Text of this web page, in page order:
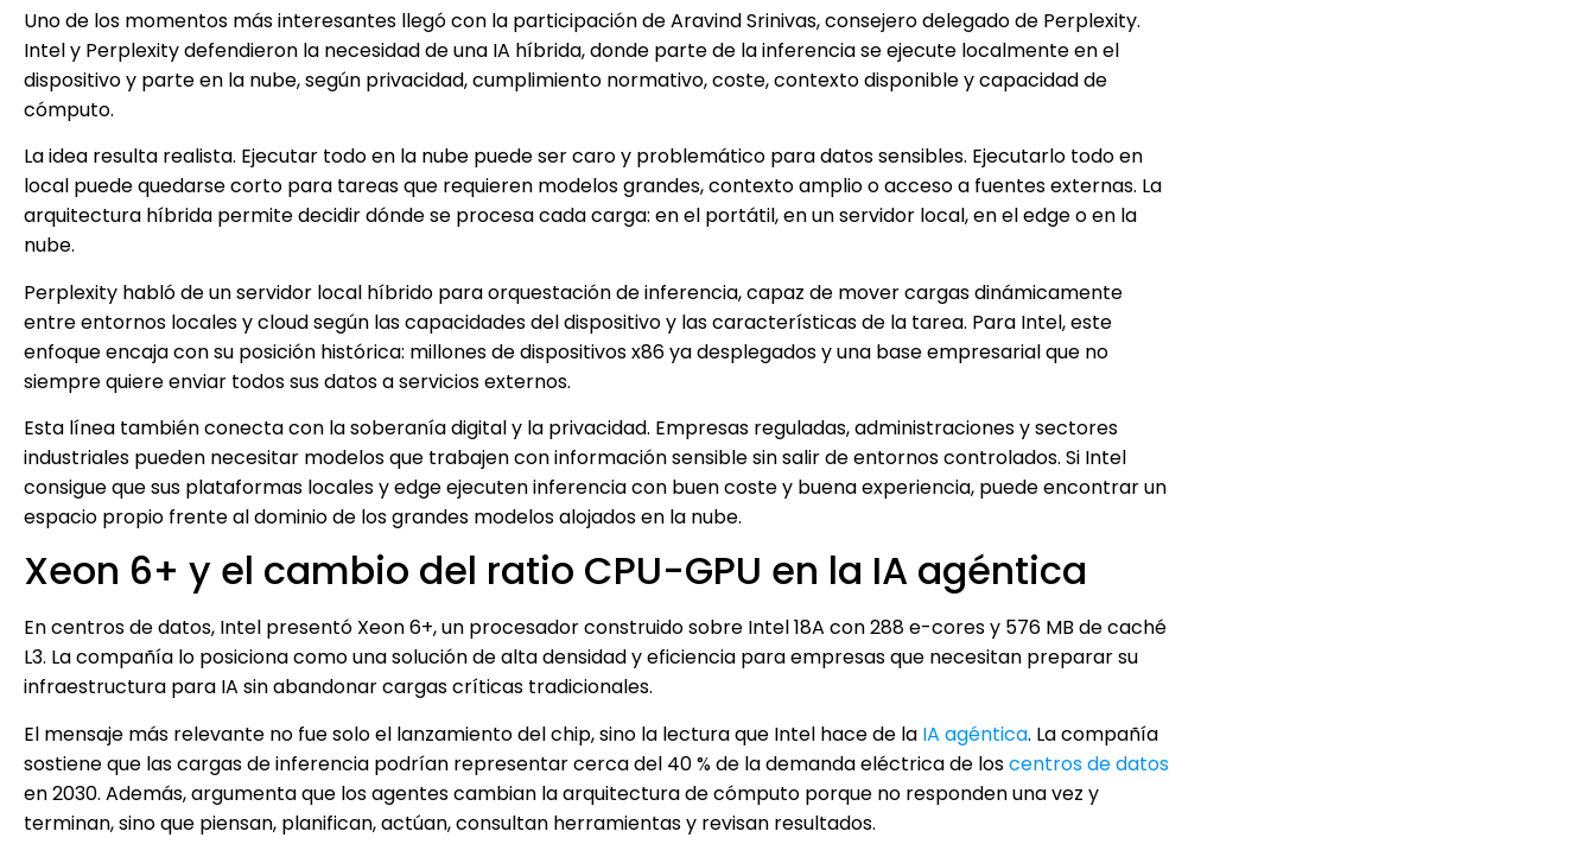
Uno de los momentos más interesantes llegó con la participación de Aravind Srinivas, consejero delegado de Perplexity.
Intel y Perplexity defendieron la necesidad de una IA híbrida, donde parte de la inferencia se ejecute localmente en el
dispositivo y parte en la nube, según privacidad, cumplimiento normativo, coste, contexto disponible y capacidad de
cómputo.
La idea resulta realista. Ejecutar todo en la nube puede ser caro y problemático para datos sensibles. Ejecutarlo todo en
local puede quedarse corto para tareas que requieren modelos grandes, contexto amplio o acceso a fuentes externas. La
arquitectura híbrida permite decidir dónde se procesa cada carga: en el portátil, en un servidor local, en el edge o en la
nube.
Perplexity habló de un servidor local híbrido para orquestación de inferencia, capaz de mover cargas dinámicamente
entre entornos locales y cloud según las capacidades del dispositivo y las características de la tarea. Para Intel, este
enfoque encaja con su posición histórica: millones de dispositivos x86 ya desplegados y una base empresarial que no
siempre quiere enviar todos sus datos a servicios externos.
Esta línea también conecta con la soberanía digital y la privacidad. Empresas reguladas, administraciones y sectores
industriales pueden necesitar modelos que trabajen con información sensible sin salir de entornos controlados. Si Intel
consigue que sus plataformas locales y edge ejecuten inferencia con buen coste y buena experiencia, puede encontrar un
espacio propio frente al dominio de los grandes modelos alojados en la nube.
Xeon 6+ y el cambio del ratio CPU-GPU en la IA agéntica
En centros de datos, Intel presentó Xeon 6+, un procesador construido sobre Intel 18A con 288 e-cores y 576 MB de caché
L3. La compañía lo posiciona como una solución de alta densidad y eficiencia para empresas que necesitan preparar su
infraestructura para IA sin abandonar cargas críticas tradicionales.
El mensaje más relevante no fue solo el lanzamiento del chip, sino la lectura que Intel hace de la IA agéntica. La compañía
sostiene que las cargas de inferencia podrían representar cerca del 40 % de la demanda eléctrica de loscentros de datos
en 2030. Además, argumenta que los agentes cambian la arquitectura de cómputo porque no responden una vez y
terminan, sino que piensan, planifican, actúan, consultan herramientas y revisan resultados.